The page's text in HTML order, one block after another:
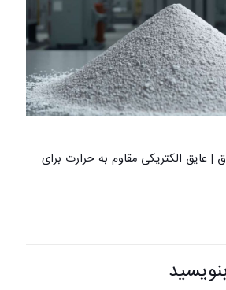
| عایق الکتریکی مقاوم به حرارت برای